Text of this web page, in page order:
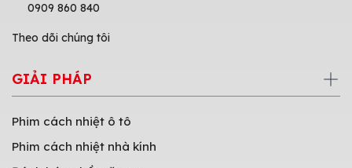
0909 860 840
Theo dõi chúng tôi
GIẢI PHÁP
Phim cách nhiệt ô tô
Phim cách nhiệt nhà kính